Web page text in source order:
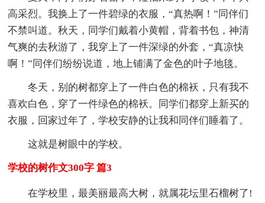
高采烈。我换上了一件碧绿的衣服，“真热啊！”同伴们
不禁叫道。秋天，同学们戴着小黄帽，背着书包，神清
气爽的去秋游了，我穿上了一件深绿的外套，“真凉快
啊！”同伴们纷纷说道，地上铺满了金色的叶子地毯。
冬天，别的树都穿上了一件白色的棉袄，只有我不
喜欢白色，穿了一件绿色的棉袄。同学们都穿上新买的
衣服，回家过年了，学校安静的让我和同伴们睡着了。
这就是树眼中的学校。
学校的树作文300字 篇3
在学校里，最美丽最高大树，就属花坛里石榴树了!